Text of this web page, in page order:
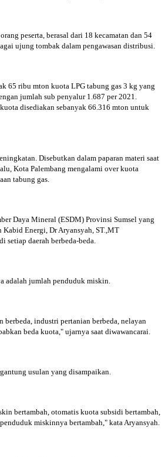
peserta, berasal dari 18 kecamatan dan 54
ujung tombak dalam pengawasan distribusi.
65 ribu mton kuota LPG tabung gas 3 kg yang
jumlah sub penyalur 1.687 per 2021.
disediakan sebanyak 66.316 mton untuk
Disebutkan dalam paparan materi saat
Kota Palembang mengalami over kuota
tabung gas.
Daya Mineral (ESDM) Provinsi Sumsel yang
Energi, Dr Aryansyah, ST.,MT
setiap daerah berbeda-beda.
adalah jumlah penduduk miskin.
industri pertanian berbeda, nelayan
beda kuota," ujarnya saat diwawancarai.
usulan yang disampaikan.
bertambah, otomatis kuota subsidi bertambah,
miskinnya bertambah," kata Aryansyah.